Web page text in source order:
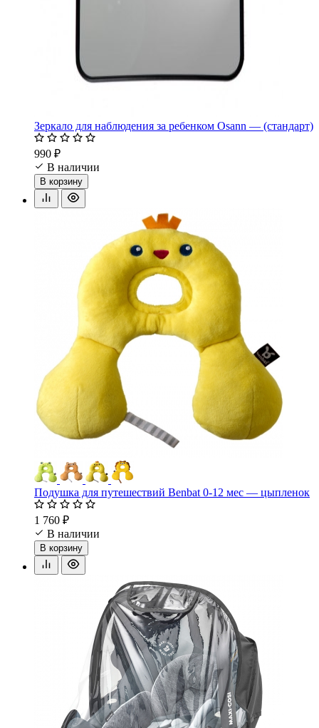
Зеркало для наблюдения за ребенком Osann — (стандарт)
990 ₽
В наличии
В корзину
Подушка для путешествий Benbat 0-12 мес — цыпленок
1 760 ₽
В наличии
В корзину